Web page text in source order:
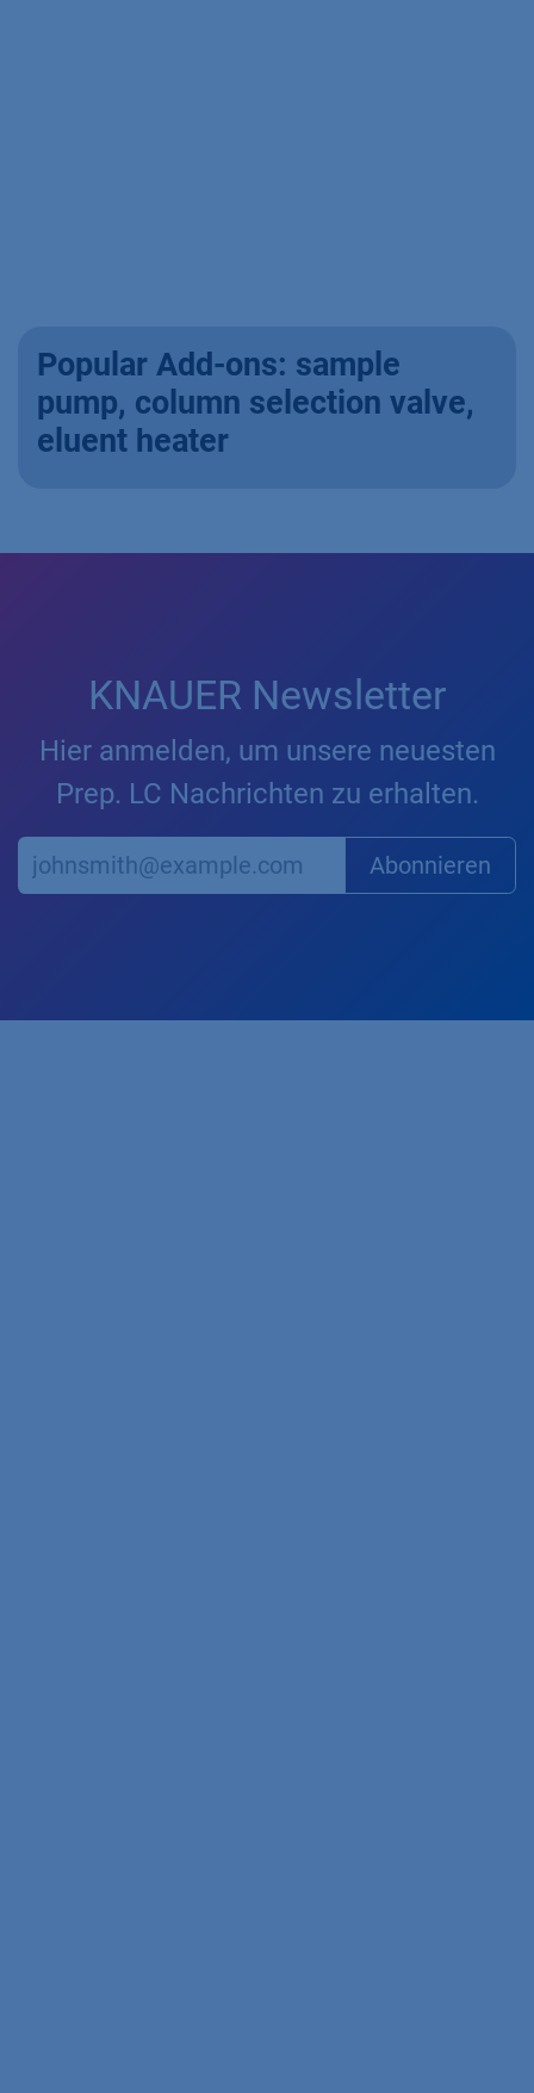
Popular Add-ons: sample
pump, column selection valve,
eluent heater
KNAUER Newsletter
Hier anmelden, um unsere neuesten
Prep. LC Nachrichten zu erhalten.
Abonnieren